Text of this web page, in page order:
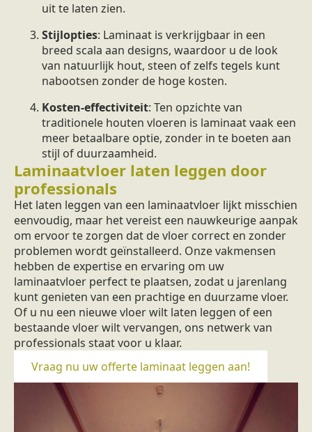
uit te laten zien.
Stijlopties: Laminaat is verkrijgbaar in een
breed scala aan designs, waardoor u de look
van natuurlijk hout, steen of zelfs tegels kunt
nabootsen zonder de hoge kosten.
Kosten-effectiviteit: Ten opzichte van
traditionele houten vloeren is laminaat vaak een
meer betaalbare optie, zonder in te boeten aan
stijl of duurzaamheid.
Laminaatvloer laten leggen door
professionals
Het laten leggen van een laminaatvloer lijkt misschien
eenvoudig, maar het vereist een nauwkeurige aanpak
om ervoor te zorgen dat de vloer correct en zonder
problemen wordt geïnstalleerd. Onze vakmensen
hebben de expertise en ervaring om uw
laminaatvloer perfect te plaatsen, zodat u jarenlang
kunt genieten van een prachtige en duurzame vloer.
Of u nu een nieuwe vloer wilt laten leggen of een
bestaande vloer wilt vervangen, ons netwerk van
professionals staat voor u klaar.
Vraag nu uw offerte laminaat leggen aan!